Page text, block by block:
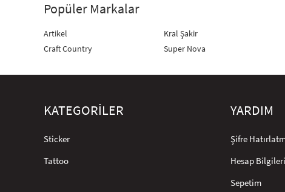
Popüler Markalar
Artikel
Craft Country
Kral Şakir
Super Nova
KATEGORİLER
Sticker
Tattoo
YARDIM
Şifre
Hesap
Sepetim